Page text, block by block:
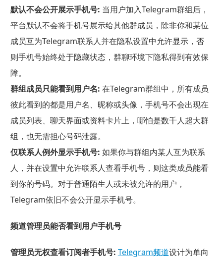
默认不会公开展示手机号: 当用户加入Telegram群组后，
平台默认不会将手机号展示给其他群成员，除非你和某位
成员互为Telegram联系人并在隐私设置中允许显示，否
则手机号始终处于隐藏状态，群聊环境下隐私得到有效保
障。
群组成员只能看到用户名: 在Telegram群组中，所有成员
彼此看到的都是用户名、昵称或头像，手机号不会出现在
成员列表、聊天界面或资料卡片上，哪怕是数千人超大群
组，也无需担心号码泄露。
仅联系人例外显示手机号: 如果你与群组内某人互为联系
人，并在设置中允许联系人查看手机号，则这类成员能看
到你的号码。对于普通陌生人或未被允许的用户，
Telegram依旧不会公开显示手机号。
频道管理员能否看到用户手机号
管理员无权查看订阅者手机号: Telegram频道设计为单向